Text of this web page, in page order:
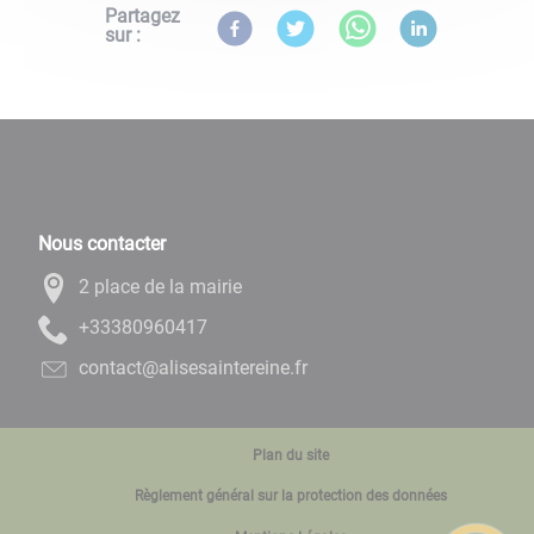
Partagez
sur :
Nous contacter
2 place de la mairie
71406908333+
rf.enieretniasesila@tcatnoc
Plan du site
Règlement général sur la protection des données